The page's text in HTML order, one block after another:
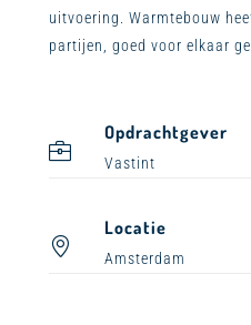
uitvoering. Warmtebouw
partijen, goed voor elkaar
Opdrachtgever
Vastint
Locatie
Amsterdam